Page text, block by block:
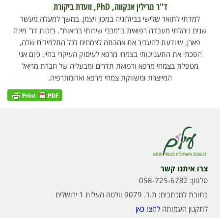
ד"ר מרילין אנקווה, PhD, וועדת ביקורת
למדתי לתואר שלישי בביולוגיה במכון ויצמן. במשך למעלה מעשר
שנים ניהלתי מעבדה רפואית ב"מכבי שירותי בריאות". בזכות דר' מינה
פארן, שיודעת להעביר את אהבתה לצמחים לכל התלמידים שלה,
הפכתי את התעניינותי בצמחי מרפא לעיסוק העיקרי בחיי. כיום אני
מטפלת בצמחי מרפא ורפואת תדרים ומבעליה של חברת מריאל
המייצרת ומשווקת צמחי מרפא וארומתרפיה.
צרו איתנו קשר
טלפון: 058-725-6782
כתובת למכתבים: ת.ד. 9079 וולטה העלית 1 ירושלים
לתקנון העמותה לחצו כאן